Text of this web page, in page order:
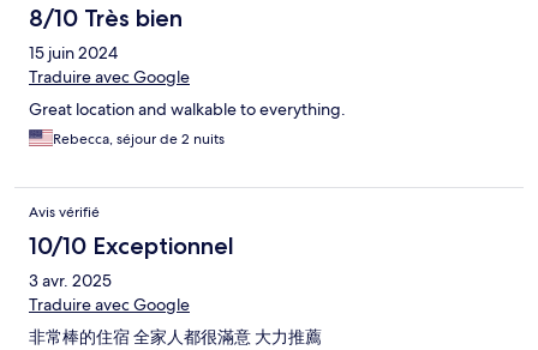
8/10 Très bien
15 juin 2024
Traduire avec Google
Great location and walkable to everything.
Rebecca, séjour de 2 nuits
Avis vérifié
10/10 Exceptionnel
3 avr. 2025
Traduire avec Google
非常棒的住宿 全家人都很滿意 大力推薦